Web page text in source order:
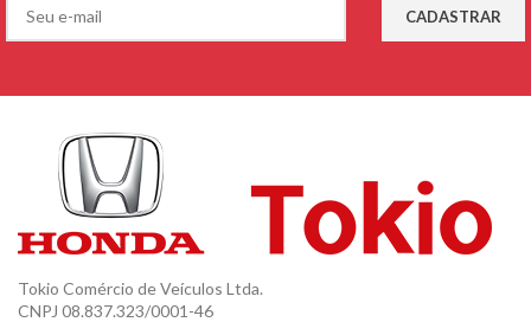
Tokio Comércio de Veículos Ltda.
CNPJ 08.837.323/0001-46